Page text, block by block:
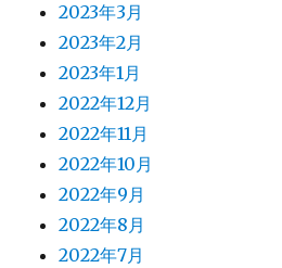
2023年3月
2023年2月
2023年1月
2022年12月
2022年11月
2022年10月
2022年9月
2022年8月
2022年7月